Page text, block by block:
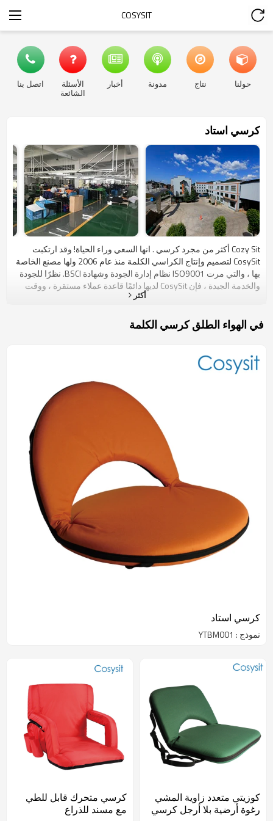
COSYSIT
حولنا نتاج مدونة أخبار الأسئلة
الشائعة
اتصل بنا
كرسي استاد
Cozy Sit أكثر من مجرد كرسي . انها السعي وراء الحياة! وقد ارتكبت
CosySit لتصميم وإنتاج الكراسي الكلمة منذ عام 2006 ولها مصنع الخاصة
بها ، والتي مرت ISO9001 نظام إدارة الجودة وشهادة BSCI. نظرًا للجودة
والخدمة الجيدة ، فإن CosySit لديها دائمًا قاعدة عملاء مستقرة ، ووقت
التعاون الأطول يصل إلى 8 سنوات. في الوقت الحاضر ، أسواقنا الرئيسية
ذلك ، بالنسبة لبعض مجموعات صغيرة من العملاء ، فإننا نقدم أيضًا موكلاً
مرنًا لتلبية الاحتياجات الفردية للعملاء. هل سبق لك أن واجهت مثل هذه
غير قابل للتعديل. مجرد صورة. أثناء مشاهدة اللعبة في الهواء الطلق ،
يمكنك الجلوس على كرسي ثابت أو الجلوس على أرضية صلبة. بالتأكيد ،
فإنه يجعل جسمك غير مريح إذا كنت تجلس لفترة طويلة وسيتم تخفيض
هدفنا هو جعلك تجلس بشكل مريح قدر الإمكان أينما كنت وإثراء وقت
فراغك. هناك تاريخ حميم مع الطبيعة. يمكنك الاستلقاء على كرسي
الاستلقاء في الهواء الطلق ، وتنفس الهواء الهش ، ورائحة رائحة الزهور ،
والمس تيار بارد وسماع الطيور الغناء. أصبح المشهد في الملعب. أثناء
مشاهدة اللعبة على مدرجات الملعب ، يمكنك أن تأخذ مقعدًا أرضيًا ملونًا
في الملعب. فهي لا تجعلك تجلس بشكل مريح ومشترك في اللعبة
فحسب ، بل ستجذب لونها الجذاب انتباه الجمهور وتسمح لك بالتركيز. يا له
من شيء مثير! زيادة المودة من الأسرة والصداقة. يجلس في كرسي
كرسي مع أصدقائك أو عائلتك ، والاستمتاع بكوب من الشاي والتحدث عن
أشياء مثيرة للاهتمام التي حدثت في الآونة الأخيرة ربما شيء رائع.
الانفعالات تشبه الزهرة ، ما ستدفعه سيحدد ما ستكسبه.
أكثر
في الهواء الطلق كرسي الكلمة
كرسي استاد
نموذج : YTBM001
كوزيتي متعدد زاوية المشي
رغوة أرضية بلا أرجل كرسي
كرسي متحرك قابل للطي
مع مسند للذراع